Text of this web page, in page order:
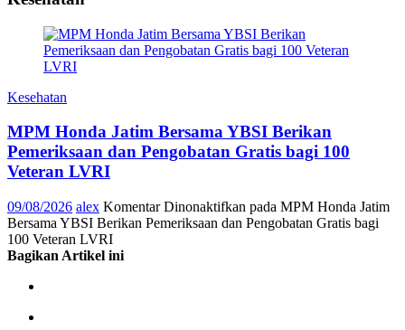
Kesehatan
MPM Honda Jatim Bersama YBSI Berikan
Pemeriksaan dan Pengobatan Gratis bagi 100
Veteran LVRI
09/08/2026 alex Komentar Dinonaktifkan pada MPM Honda Jatim
Bersama YBSI Berikan Pemeriksaan dan Pengobatan Gratis bagi
100 Veteran LVRI
Bagikan Artikel ini